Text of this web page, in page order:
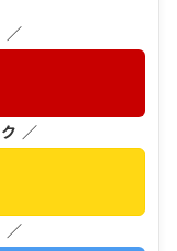
／
／
／